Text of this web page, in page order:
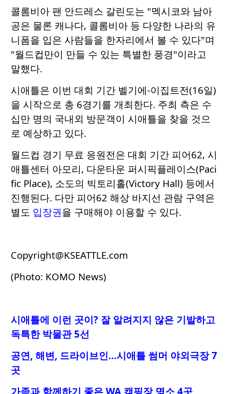
콜롬비아 팬 안드레스 갈린도는 "멕시코와 남아
공은 물론 캐나다, 콜롬비아 등 다양한 나라의 유
니폼을 입은 사람들을 한자리에서 볼 수 있다"며
"월드컵만이 만들 수 있는 특별한 풍경"이라고
말했다.
시애틀은 이번 대회 기간 벨기에-이집트전(16일)
을 시작으로 총 6경기를 개최한다. 주최 측은 수
십만 명의 국내외 방문객이 시애틀을 찾을 것으
로 예상하고 있다.
월드컵 경기 무료 응원전은 대회 기간 피어62, 시
애틀센터 아모리, 다운타운 퍼시픽플레이스(Paci
fic Place), 소도의 빅토리홀(Victory Hall) 등에서
진행된다. 다만 피어62 해상 바지선 관람 구역은
별도 입장권을 구매해야 이용할 수 있다.
Copyright@KSEATTLE.com
(Photo: KOMO News)
시애틀에 이런 곳이? 잘 알려지지 않은 기발하고
독특한 박물관 5선
공연, 해변, 드라이브인…시애틀 썸머 야외극장 7
곳
가족과 함께하기 좋은 WA 캠핑장 명소 4곳